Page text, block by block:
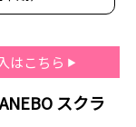
はこちら
スクラ